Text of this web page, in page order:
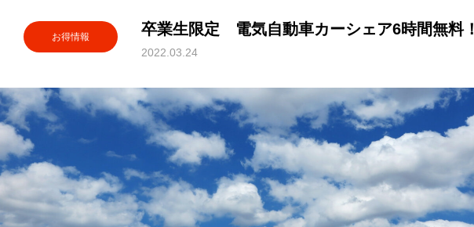
お得情報 卒業生限定 電気自動車カーシェア6時間無料！
2022.03.24